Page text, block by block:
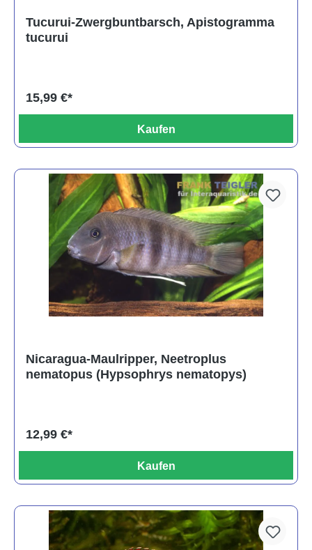
Tucurui-Zwergbuntbarsch, Apistogramma
tucurui
15,99 €*
Kaufen
Nicaragua-Maulripper, Neetroplus
nematopus (Hypsophrys nematopys)
12,99 €*
Kaufen